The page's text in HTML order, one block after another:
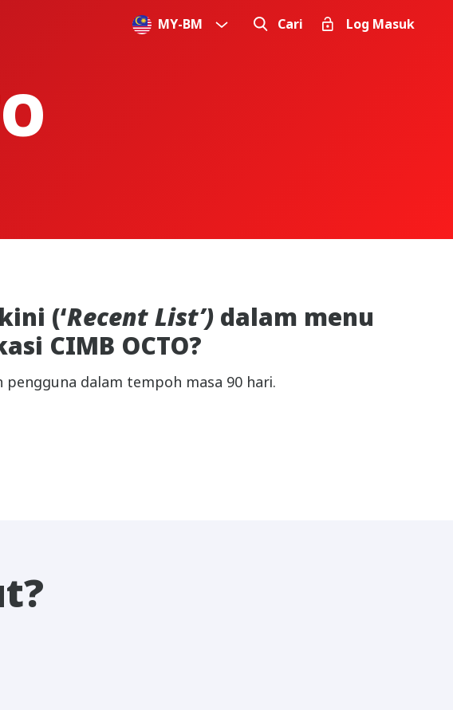
MY-BM Cari Log Masuk
(‘Recent List’) dalam menu
CIMB OCTO?
dalam tempoh masa 90 hari.